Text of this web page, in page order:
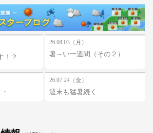
厳重な警戒をしてください。
覆われる見込みです。
ね晴れるでしょう。
日差しと湿った空気の影響で大気の状態が
協会中国支店）
！？
26.08.03（月）
暑～い一週間（その２）
26.07.24（金）
週末も猛暑続く